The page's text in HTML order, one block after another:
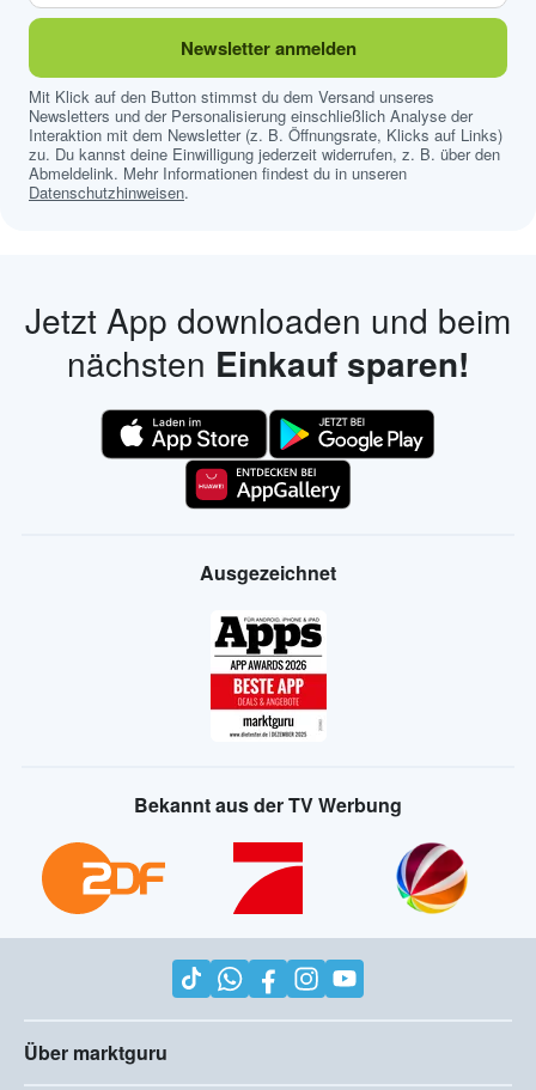
Newsletter anmelden
Mit Klick auf den Button stimmst du dem Versand unseres
Newsletters und der Personalisierung einschließlich Analyse der
Interaktion mit dem Newsletter (z. B. Öffnungsrate, Klicks auf Links)
zu. Du kannst deine Einwilligung jederzeit widerrufen, z. B. über den
Abmeldelink. Mehr Informationen findest du in unseren
Datenschutzhinweisen.
Jetzt App downloaden und beim
nächsten Einkauf sparen!
Ausgezeichnet
Bekannt aus der TV Werbung
Über marktguru